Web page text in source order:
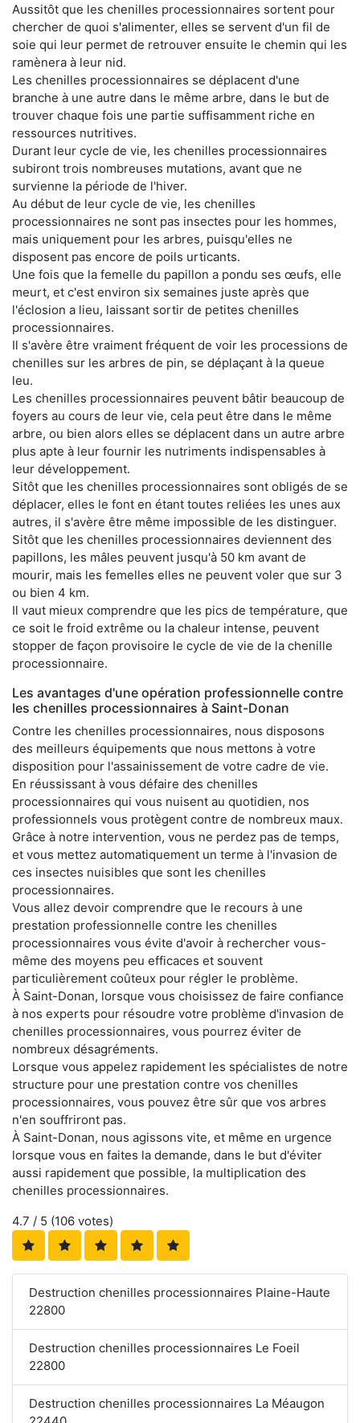
Aussitôt que les chenilles processionnaires sortent pour
chercher de quoi s'alimenter, elles se servent d'un fil de
soie qui leur permet de retrouver ensuite le chemin qui les
ramènera à leur nid.
Les chenilles processionnaires se déplacent d'une
branche à une autre dans le même arbre, dans le but de
trouver chaque fois une partie suffisamment riche en
ressources nutritives.
Durant leur cycle de vie, les chenilles processionnaires
subiront trois nombreuses mutations, avant que ne
survienne la période de l'hiver.
Au début de leur cycle de vie, les chenilles
processionnaires ne sont pas insectes pour les hommes,
mais uniquement pour les arbres, puisqu'elles ne
disposent pas encore de poils urticants.
Une fois que la femelle du papillon a pondu ses œufs, elle
meurt, et c'est environ six semaines juste après que
l'éclosion a lieu, laissant sortir de petites chenilles
processionnaires.
Il s'avère être vraiment fréquent de voir les processions de
chenilles sur les arbres de pin, se déplaçant à la queue
leu.
Les chenilles processionnaires peuvent bâtir beaucoup de
foyers au cours de leur vie, cela peut être dans le même
arbre, ou bien alors elles se déplacent dans un autre arbre
plus apte à leur fournir les nutriments indispensables à
leur développement.
Sitôt que les chenilles processionnaires sont obligés de se
déplacer, elles le font en étant toutes reliées les unes aux
autres, il s'avère être même impossible de les distinguer.
Sitôt que les chenilles processionnaires deviennent des
papillons, les mâles peuvent jusqu'à 50 km avant de
mourir, mais les femelles elles ne peuvent voler que sur 3
ou bien 4 km.
Il vaut mieux comprendre que les pics de température, que
ce soit le froid extrême ou la chaleur intense, peuvent
stopper de façon provisoire le cycle de vie de la chenille
processionnaire.
Les avantages d'une opération professionnelle contre
les chenilles processionnaires à Saint-Donan
Contre les chenilles processionnaires, nous disposons
des meilleurs équipements que nous mettons à votre
disposition pour l'assainissement de votre cadre de vie.
En réussissant à vous défaire des chenilles
processionnaires qui vous nuisent au quotidien, nos
professionnels vous protègent contre de nombreux maux.
Grâce à notre intervention, vous ne perdez pas de temps,
et vous mettez automatiquement un terme à l'invasion de
ces insectes nuisibles que sont les chenilles
processionnaires.
Vous allez devoir comprendre que le recours à une
prestation professionnelle contre les chenilles
processionnaires vous évite d'avoir à rechercher vous-
même des moyens peu efficaces et souvent
particulièrement coûteux pour régler le problème.
À Saint-Donan, lorsque vous choisissez de faire confiance
à nos experts pour résoudre votre problème d'invasion de
chenilles processionnaires, vous pourrez éviter de
nombreux désagréments.
Lorsque vous appelez rapidement les spécialistes de notre
structure pour une prestation contre vos chenilles
processionnaires, vous pouvez être sûr que vos arbres
n'en souffriront pas.
À Saint-Donan, nous agissons vite, et même en urgence
lorsque vous en faites la demande, dans le but d'éviter
aussi rapidement que possible, la multiplication des
chenilles processionnaires.
4.7 / 5 (106 votes)
Destruction chenilles processionnaires Plaine-Haute
22800
Destruction chenilles processionnaires Le Foeil
22800
Destruction chenilles processionnaires La Méaugon